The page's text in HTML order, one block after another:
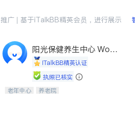
教育
非盈利组织
推广 | 基于iTalkBB精英会员，进行展示
阳光保健养生中心 World
shineiTalkBB精英认证
执照已核实
阳光保健养生中心为老年人提供日间护
老年中心 养老院